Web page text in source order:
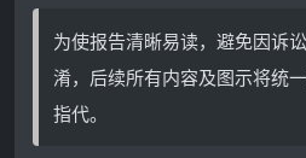
为使报告清晰易读，避免因诉
淆，后续所有内容及图示将统
指代。